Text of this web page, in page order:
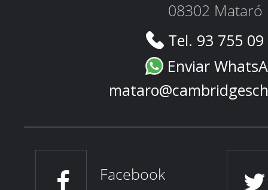
08302 Mataró
Tel. 93 755
Enviar
Facebook